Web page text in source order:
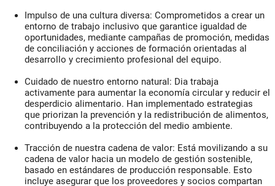
Impulso de una cultura diversa: Comprometidos a crear un
entorno de trabajo inclusivo que garantice igualdad de
oportunidades, mediante campañas de promoción, medidas
de conciliación y acciones de formación orientadas al
desarrollo y crecimiento profesional del equipo.
Cuidado de nuestro entorno natural: Dia trabaja
activamente para aumentar la economía circular y reducir el
desperdicio alimentario. Han implementado estrategias
que priorizan la prevención y la redistribución de alimentos,
contribuyendo a la protección del medio ambiente.
Tracción de nuestra cadena de valor: Está movilizando a su
cadena de valor hacia un modelo de gestión sostenible,
basado en estándares de producción responsable. Esto
incluye asegurar que los proveedores y socios compartan